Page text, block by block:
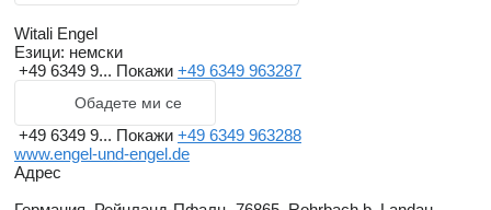
Witali Engel
Езици: немски
+49 6349 9... Покажи +49 6349 963287
Обадете ми се
+49 6349 9... Покажи +49 6349 963288
www.engel-und-engel.de
Адрес